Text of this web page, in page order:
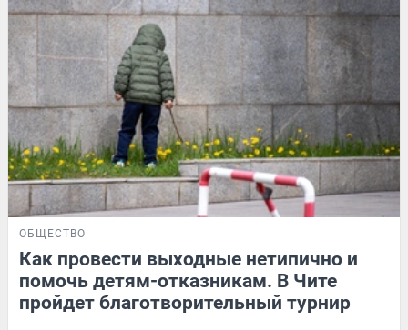
ОБЩЕСТВО
Как провести выходные нетипично и
помочь детям-отказникам. В Чите
пройдет благотворительный турнир